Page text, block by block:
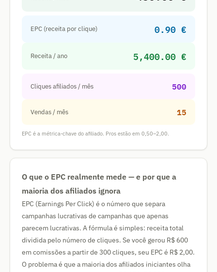
EPC (receita por clique) 0.90 €
Receita / ano 5,400.00 €
Cliques afiliados / mês 500
Vendas / mês 15
EPC é a métrica-chave do afiliado. Pros estão em 0,50–2,00.
O que o EPC realmente mede — e por que a
maioria dos afiliados ignora
EPC (Earnings Per Click) é o número que separa
campanhas lucrativas de campanhas que apenas
parecem lucrativas. A fórmula é simples: receita total
dividida pelo número de cliques. Se você gerou R$ 600
em comissões a partir de 300 cliques, seu EPC é R$ 2,00.
O problema é que a maioria dos afiliados iniciantes olha